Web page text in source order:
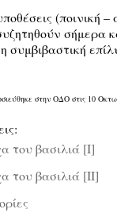
(ποινική –
σήμερα
συμβιβαστική
στην ΟΔΟ στις 10
βασιλιά [Ι]
βασιλιά [ΙΙ]